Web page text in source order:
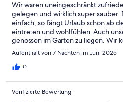
Wir waren uneingeschränkt
gelegen und wirklich super sauber.
einfach, so fängt Urlaub schon ab
eintreten und wohlfühlen. Auch
genossen im Garten zu liegen. Wir
Aufenthalt von 7 Nächten im Juni 2025
0
Verifizierte Bewertung